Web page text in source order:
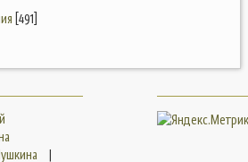
[491]
|